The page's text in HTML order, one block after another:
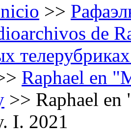
>>
de
Raphael en
>> Raphael
I. 2021